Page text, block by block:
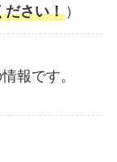
ださい！ ）
報です。